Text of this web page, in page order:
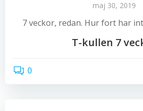
maj 30, 2019
7 veckor, redan. Hur fort har
T-kullen 7
0